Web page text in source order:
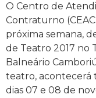
O Centro de
Contraturno
próxima semana,
de Teatro 2017 no
Balneário
teatro, acontecerá
dias 07 e 08 de